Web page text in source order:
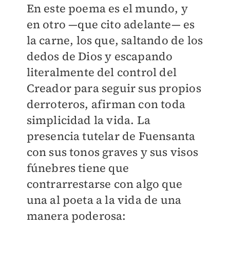
En este poema es el mundo, y
en otro —que cito adelante— es
la carne, los que, saltando de los
dedos de Dios y escapando
literalmente del control del
Creador para seguir sus propios
derroteros, afirman con toda
simplicidad la vida. La
presencia tutelar de Fuensanta
con sus tonos graves y sus visos
fúnebres tiene que
contrarrestarse con algo que
una al poeta a la vida de una
manera poderosa: